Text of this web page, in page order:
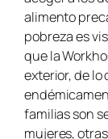
alimento
pobreza es
que la
exterior, de lo
familias son
mujeres,